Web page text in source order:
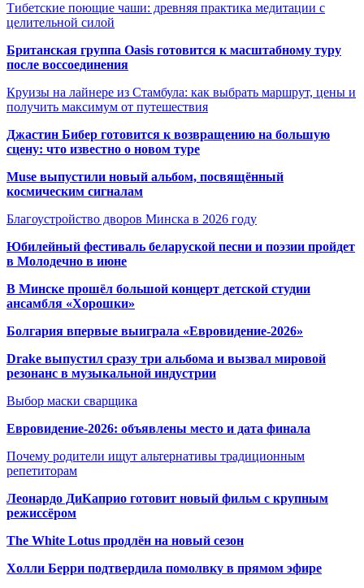
Тибетские поющие чаши: древняя практика медитации с
целительной силой
Британская группа Oasis готовится к масштабному туру
после воссоединения
Круизы на лайнере из Стамбула: как выбрать маршрут, цены и
получить максимум от путешествия
Джастин Бибер готовится к возвращению на большую
сцену: что известно о новом туре
Muse выпустили новый альбом, посвящённый
космическим сигналам
Благоустройство дворов Минска в 2026 году
Юбилейный фестиваль беларуской песни и поэзии пройдет
в Молодечно в июне
В Минске прошёл большой концерт детской студии
ансамбля «Хорошки»
Болгария впервые выиграла «Евровидение-2026»
Drake выпустил сразу три альбома и вызвал мировой
резонанс в музыкальной индустрии
Выбор маски сварщика
Евровидение-2026: объявлены место и дата финала
Почему родители ищут альтернативы традиционным
репетиторам
Леонардо ДиКаприо готовит новый фильм с крупным
режиссёром
The White Lotus продлён на новый сезон
Холли Берри подтвердила помолвку в прямом эфире